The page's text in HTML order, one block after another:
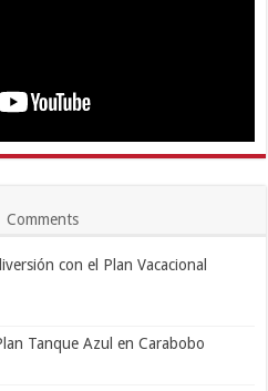
Comments
con el Plan Vacacional
Tanque Azul en Carabobo